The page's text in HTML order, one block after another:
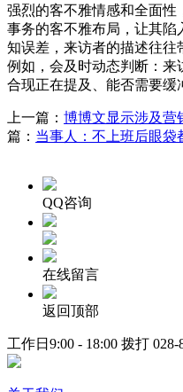
强烈的客不雅情感和全面
事务的客不雅布局，让其陷
知误差，来访者的描述往往
例如，会及时动态判断：
合现正在提及、能否需要缓
上一篇： 博博文显示涉及营
篇： 当事人：不上班后眼袋
QQ咨询
在线留言
返回顶部
工作日9:00 - 18:00 拨打 028-